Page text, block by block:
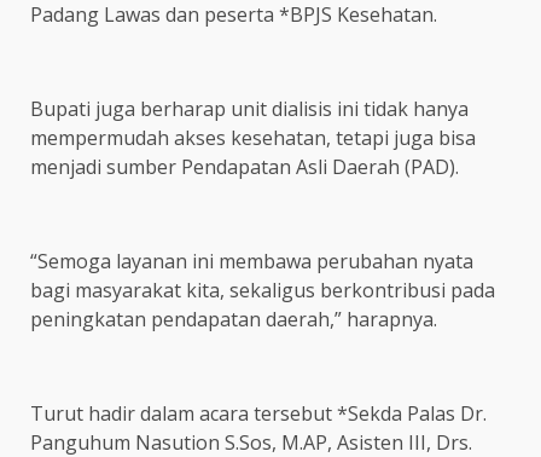
Padang Lawas dan peserta *BPJS Kesehatan.
Bupati juga berharap unit dialisis ini tidak hanya
mempermudah akses kesehatan, tetapi juga bisa
menjadi sumber Pendapatan Asli Daerah (PAD).
“Semoga layanan ini membawa perubahan nyata
bagi masyarakat kita, sekaligus berkontribusi pada
peningkatan pendapatan daerah,” harapnya.
Turut hadir dalam acara tersebut *Sekda Palas Dr.
Panguhum Nasution S.Sos, M.AP, Asisten III, Drs.